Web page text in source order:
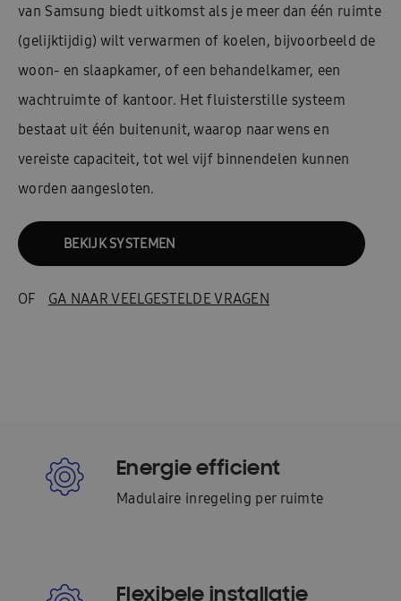
van Samsung biedt uitkomst als je meer dan één ruimte
(gelijktijdig) wilt verwarmen of koelen, bijvoorbeeld de
woon- en slaapkamer, of een behandelkamer, een
wachtruimte of kantoor. Het fluisterstille systeem
bestaat uit één buitenunit, waarop naar wens en
vereiste capaciteit, tot wel vijf binnendelen kunnen
worden aangesloten.
BEKIJK SYSTEMEN
OF GA NAAR VEELGESTELDE VRAGEN
Energie efficient
Madulaire inregeling per ruimte
Flexibele installatie